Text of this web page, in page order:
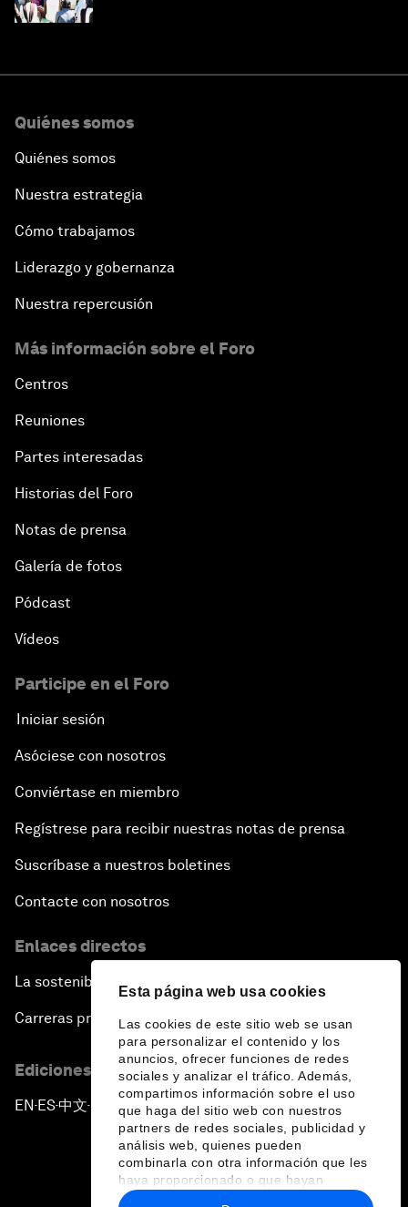
Esta página web usa cookies
Las cookies de este sitio web se usan
para personalizar el contenido y los
anuncios, ofrecer funciones de redes
sociales y analizar el tráfico. Además,
compartimos información sobre el uso
que haga del sitio web con nuestros
partners de redes sociales, publicidad y
análisis web, quienes pueden
combinarla con otra información que les
haya proporcionado o que hayan
recopilado a partir del uso que haya
Quiénes somos
Quiénes somos
Nuestra estrategia
Cómo trabajamos
Liderazgo y gobernanza
Nuestra repercusión
Más información sobre el Foro
Centros
Reuniones
Partes interesadas
Historias del Foro
Notas de prensa
Galería de fotos
Pódcast
Vídeos
Participe en el Foro
Iniciar sesión
Asóciese con nosotros
Conviértase en miembro
Regístrese para recibir nuestras notas de prensa
Suscríbase a nuestros boletines
Contacte con nosotros
Enlaces directos
La sostenibilidad en el Foro
Carreras profesionales
Ediciones en otros idiomas
EN ▪ ES▪中文▪ 日本語